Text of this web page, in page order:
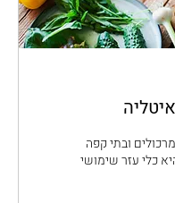
ובתי קפה
כלי עזר שימושי